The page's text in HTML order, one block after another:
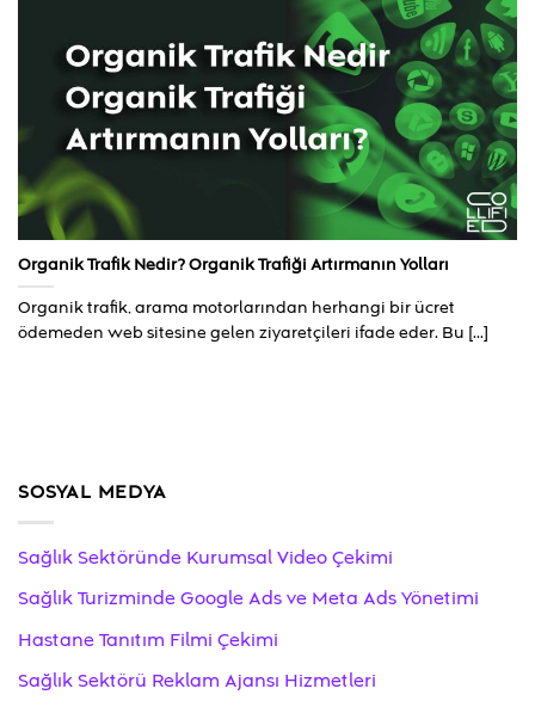
Organik Trafik Nedir? Organik Trafiği Artırmanın Yolları
Organik trafik, arama motorlarından herhangi bir ücret
ödemeden web sitesine gelen ziyaretçileri ifade eder. Bu [...]
SOSYAL MEDYA
Sağlık Sektöründe Kurumsal Video Çekimi
Sağlık Turizminde Google Ads ve Meta Ads Yönetimi
Hastane Tanıtım Filmi Çekimi
Sağlık Sektörü Reklam Ajansı Hizmetleri